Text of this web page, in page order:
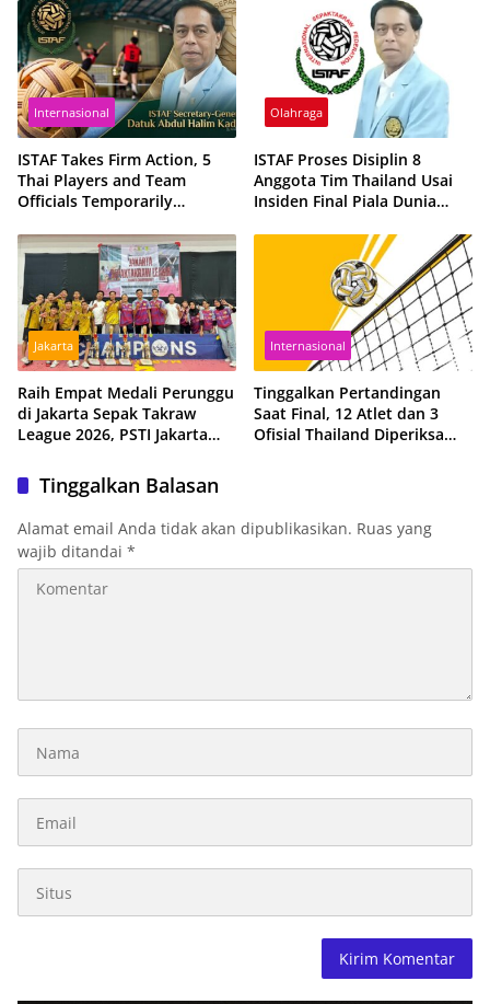
Internasional
ISTAF Takes Firm Action, 5
Thai Players and Team
Officials Temporarily
Sepaktakraw Activities
Olahraga
ISTAF Proses Disiplin 8
Anggota Tim Thailand Usai
Insiden Final Piala Dunia
Jakarta
Raih Empat Medali Perunggu
di Jakarta Sepak Takraw
League 2026, PSTI Jakarta
Musim Depan
Internasional
Tinggalkan Pertandingan
Saat Final, 12 Atlet dan 3
Ofisial Thailand Diperiksa
Tinggalkan Balasan
Alamat email Anda tidak akan dipublikasikan. Ruas yang
wajib ditandai *